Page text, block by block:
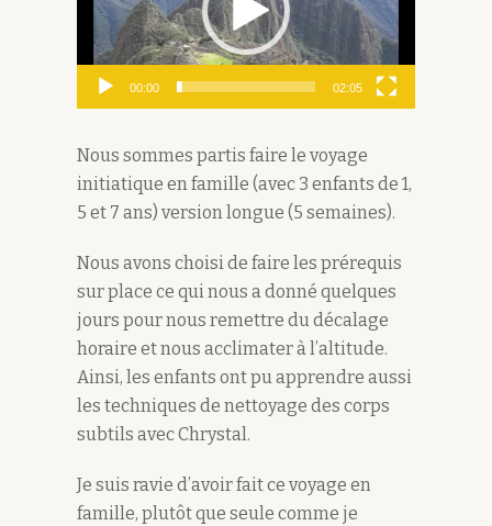
00:00 02:05
Nous sommes partis faire le voyage
initiatique en famille (avec 3 enfants de 1,
5 et 7 ans) version longue (5 semaines).
Nous avons choisi de faire les prérequis
sur place ce qui nous a donné quelques
jours pour nous remettre du décalage
horaire et nous acclimater à l’altitude.
Ainsi, les enfants ont pu apprendre aussi
les techniques de nettoyage des corps
subtils avec Chrystal.
Je suis ravie d’avoir fait ce voyage en
famille, plutôt que seule comme je